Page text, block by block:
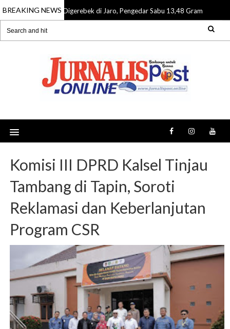
BREAKING NEWS
06 Aug 2026 Digerebek di Jaro, Pengedar Sabu 13,48 Gram
Komisi III DPRD Kalsel Tinjau
Tambang di Tapin, Soroti
Reklamasi dan Keberlanjutan
Program CSR